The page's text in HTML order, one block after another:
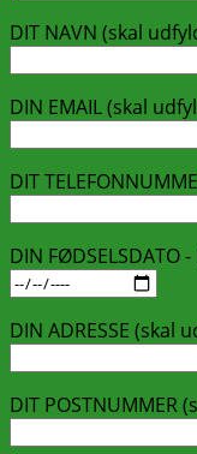
DIT NAVN (skal
DIN EMAIL (skal
DIT
DIN FØDSELSDATO
DIN ADRESSE (skal
DIT POSTNUMMER